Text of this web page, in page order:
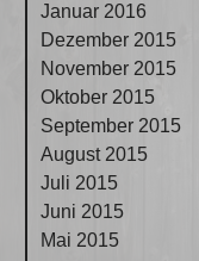
Januar 2016
Dezember 2015
November 2015
Oktober 2015
September 2015
August 2015
Juli 2015
Juni 2015
Mai 2015